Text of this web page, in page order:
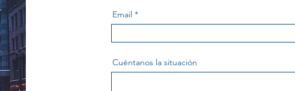
Email
Cuéntanos la situación